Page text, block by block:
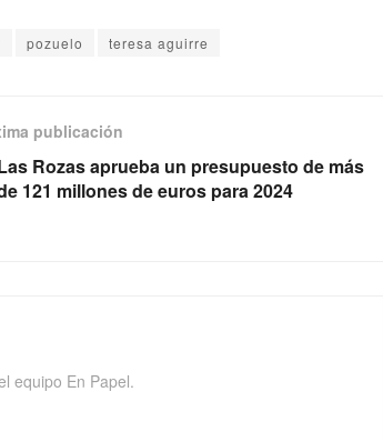
pozuelo teresa aguirre
publicación
Rozas aprueba un presupuesto de más
121 millones de euros para 2024
equipo En Papel.